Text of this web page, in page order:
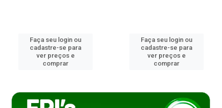
Faça seu login ou
cadastre-se para
ver preços e
comprar
Faça seu login ou
cadastre-se para
ver preços e
comprar